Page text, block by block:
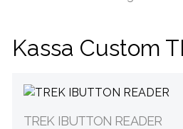
Kassa Custom
TREK IBUTTON READER